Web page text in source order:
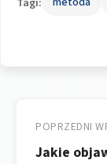
wpisu
POPRZEDNI
Jakie